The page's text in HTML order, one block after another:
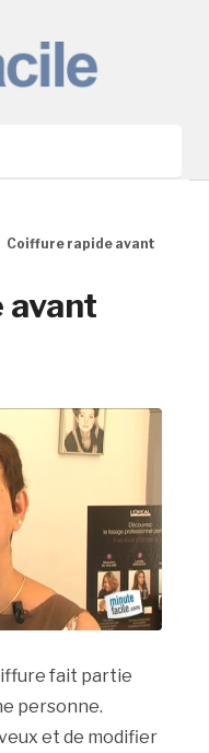
Coiffure rapide avant
avant
fait partie
personne.
et de modifier